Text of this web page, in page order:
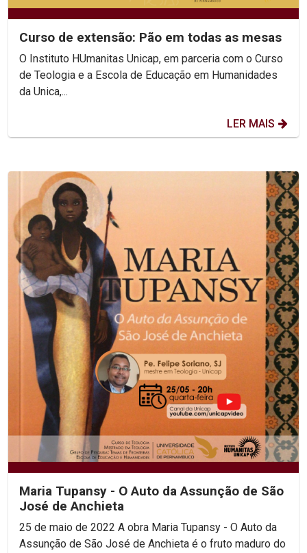
Curso de extensão: Pão em todas as mesas
O Instituto HUmanitas Unicap, em parceria com o Curso
de Teologia e a Escola de Educação em Humanidades
da Unica,...
LER MAIS
Maria Tupansy - O Auto da Assunção de São
José de Anchieta
25 de maio de 2022 A obra Maria Tupansy - O Auto da
Assunção de São José de Anchieta é o fruto maduro do